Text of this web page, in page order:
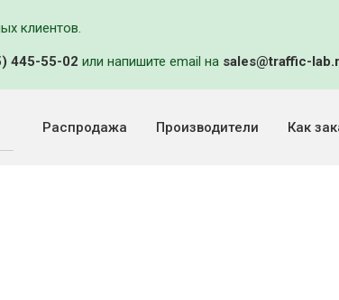
клиентов.
445-55-02 или напишите email на sales@traffic-
Распродажа Производители Как